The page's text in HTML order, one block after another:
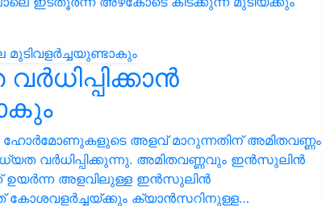
അളവ് മാറുന്നതിന് അമിതവണ്ണം
വർധിപ്പിക്കുന്നു. അമിതവണ്ണവും ഇൻസുലിൻ
ഉയർന്ന അളവിലുള്ള ഇൻസുലിൻ
ഇത് കോശവളർച്ചയ്ക്കും ക്യാൻസറിനുള്ള…